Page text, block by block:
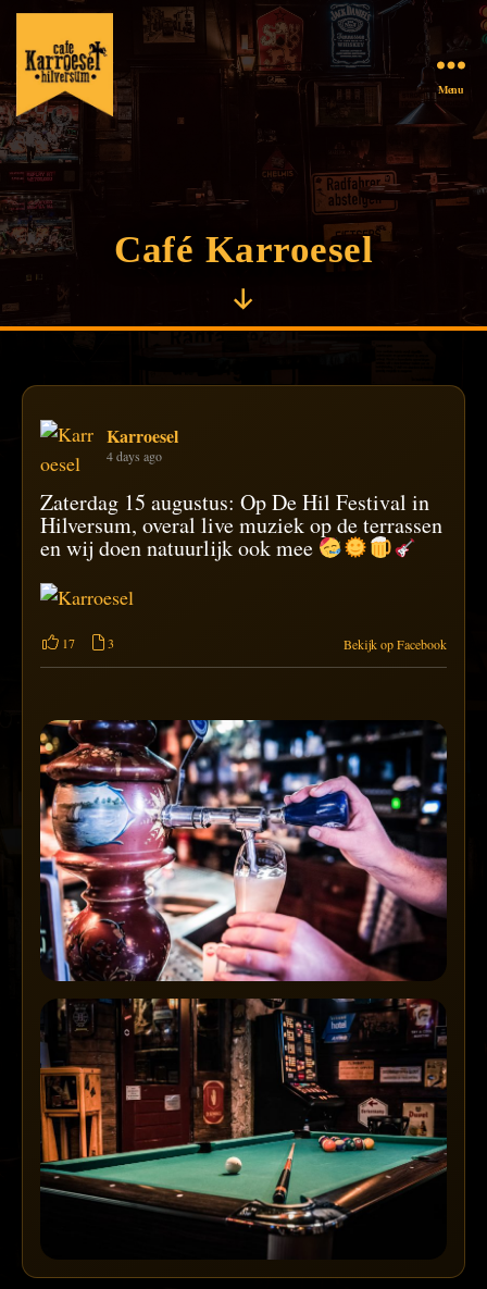
Café
Karroesel
Menu
Café Karroesel
Scroll
naar
Karroesel
4 days ago
Zaterdag 15 augustus: Op De Hil Festival in
Hilversum, overal live muziek op de terrassen
en wij doen natuurlijk ook mee
17 3 Bekijk op Facebook